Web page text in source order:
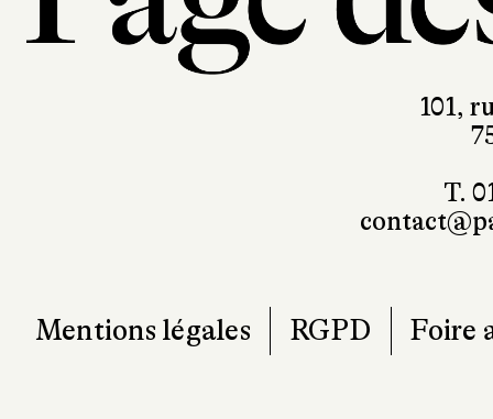
101,
T.
Mentions légales RGPD Foire